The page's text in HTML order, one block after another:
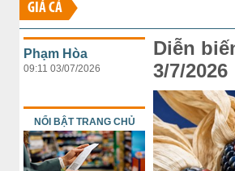
GIÁ CẢ
Diễn
3/7/2026
Phạm Hòa
09:11 03/07/2026
NỔI BẬT TRANG CHỦ